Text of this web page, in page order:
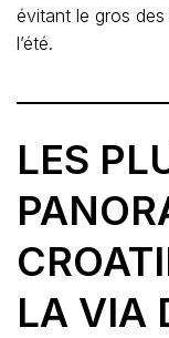
évitant le gros
l’été.
LES
LA VIA